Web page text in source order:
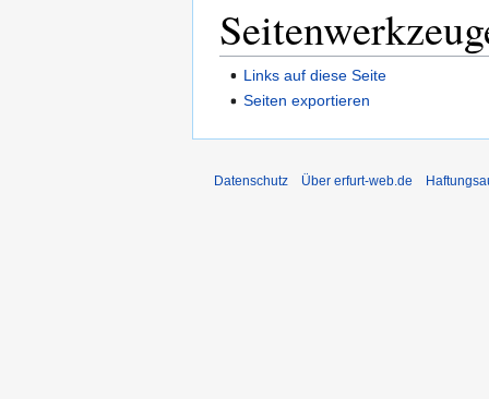
Links auf diese Seite
Seiten exportieren
Datenschutz Über erfurt-web.de